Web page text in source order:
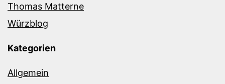
Thomas Matterne
Würzblog
Kategorien
Allgemein